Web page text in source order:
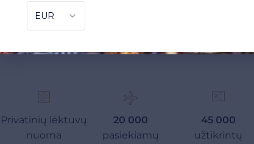
Privatinių lėktuvų
nuoma
20 000
pasiekiamų
45 000
užtikrintų